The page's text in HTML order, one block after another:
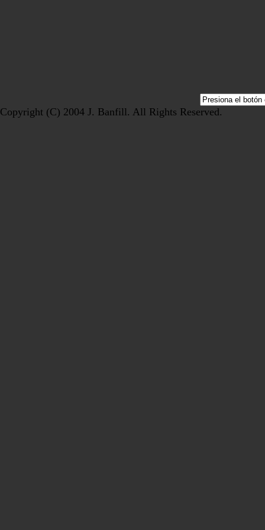
Copyright (C) 2004 J. Banfill. All Rights Reserved.